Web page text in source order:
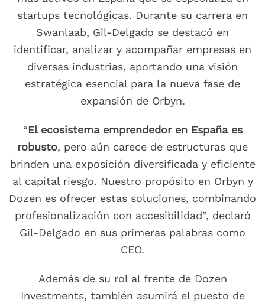
startups tecnológicas. Durante su carrera en
Swanlaab, Gil-Delgado se destacó en
identificar, analizar y acompañar empresas en
diversas industrias, aportando una visión
estratégica esencial para la nueva fase de
expansión de Orbyn.
“El ecosistema emprendedor en España es
robusto, pero aún carece de estructuras que
brinden una exposición diversificada y eficiente
al capital riesgo. Nuestro propósito en Orbyn y
Dozen es ofrecer estas soluciones, combinando
profesionalización con accesibilidad”, declaró
Gil-Delgado en sus primeras palabras como
CEO.
Además de su rol al frente de Dozen
Investments, también asumirá el puesto de